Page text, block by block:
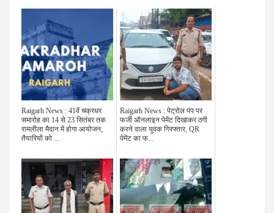
Raigarh News : 41वें चक्रधर
समारोह का 14 से 23 सितंबर तक
रामलीला मैदान में होगा आयोजन,
तैयारियों को ...
Raigarh News : पेट्रोल पंप पर
फर्जी ऑनलाइन पेमेंट दिखाकर ठगी
करने वाला युवक गिरफ्तार, QR
पेमेंट का फ...